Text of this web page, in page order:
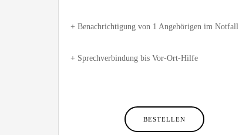
+ Benachrichtigung von 1 Angehörigen im Notfall
+ Sprechverbindung bis Vor-Ort-Hilfe
BESTELLEN